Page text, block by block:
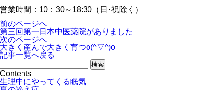
営業時間：10：30～18:30（日･祝除く）
前のページへ
第三回第一日本中医薬院がありました
次のページへ
大きく産んで大きく育つo(^▽^)o
記事一覧へ戻る
Contents
生理中にやってくる眠気